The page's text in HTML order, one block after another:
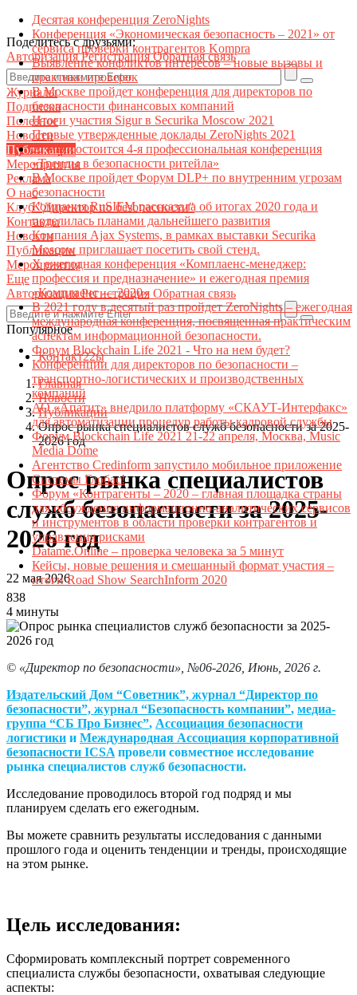
Поделитесь с друзьями:
АвторизацияРегистрацияОбратная связь
Журналы
Подписка
Полезное
Новости
Публикации
Мероприятия
Реклама
О нас
Клуб "Директор по безопасности"
Контакты
Новости
Публикации
Мероприятия
Еще
АвторизацияРегистрация Обратная связь
Популярное
Десятая конференция ZeroNights
Конференция «Экономическая безопасность – 2021» от
сервиса проверки контрагентов Kompra
Выявление конфликтов интересов – новые вызовы и
практики проверок
В Москве пройдет конференция для директоров по
безопасности финансовых компаний
Итоги участия Sigur в Securika Moscow 2021
Первые утвержденные доклады ZeroNights 2021
27 мая состоится 4-я профессиональная конференция
«Тренды в безопасности ритейла»
В Москве пройдет Форум DLP+ по внутренним угрозам
безопасности
Компания RuSIEM рассказала об итогах 2020 года и
поделилась планами дальнейшего развития
Компания Ajax Systems, в рамках выставки Securika
Moscow приглашает посетить свой стенд.
X ежегодная конференция «Комплаенс-менеджер:
профессия и предназначение» и ежегодная премия
«Комплаенс — 2020»
В 2021 году в десятый раз пройдет ZeroNights – ежегодная
международная конференция, посвященная практическим
аспектам информационной безопасности.
Форум Blockchain Life 2021 - Что на нем будет?
Конференции для директоров по безопасности –
транспортно-логистических и производственных
компаний
АО «Апатит» внедрило платформу «СКАУТ-Интерфакс»
для автоматизации процедур работы кадровой службы
Форум Blockchain Life 2021 21-22 апреля, Москва, Music
Media Dome
Агентство Credinform запустило мобильное приложение
Системы Глобас!
Форум «Контрагенты – 2020 – главная площадка страны
для обсуждения информационно-аналитических сервисов
и инструментов в области проверки контрагентов и
управления рисками
Datame.Online – проверка человека за 5 минут
Кейсы, новые решения и смешанный формат участия –
итоги Road Show SearchInform 2020
Контакт22ы
Главная
Новости
Публикации
Опрос рынка специалистов служб безопасности за 2025-
2026 год
Опрос рынка специалистов
служб безопасности за 2025-
2026 год
22 мая 2026
838
4 минуты
© «Директор по безопасности», №06-2026, Июнь, 2026 г.
Издательский Дом “Советник”, журнал “Директор по
безопасности”, журнал “Безопасность компании”, медиа-
группа “СБ Про Бизнес”, Ассоциация безопасности
логистики и Международная Ассоциация корпоративной
безопасности ICSA провели совместное исследование
рынка специалистов служб безопасности.
Исследование проводилось второй год подряд и мы
планируем сделать его ежегодным.
Вы можете сравнить результаты исследования с данными
прошлого года и оценить тенденции и тренды, происходящие
на этом рынке.
Цель исследования:
Сформировать комплексный портрет современного
специалиста службы безопасности, охватывая следующие
аспекты: